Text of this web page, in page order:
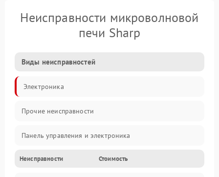
Неисправности микроволновой
печи Sharp
Виды неисправностей
Электроника
Прочие неисправности
Панель управления и электроника
Дверца и корпус
Неисправности Стоимость